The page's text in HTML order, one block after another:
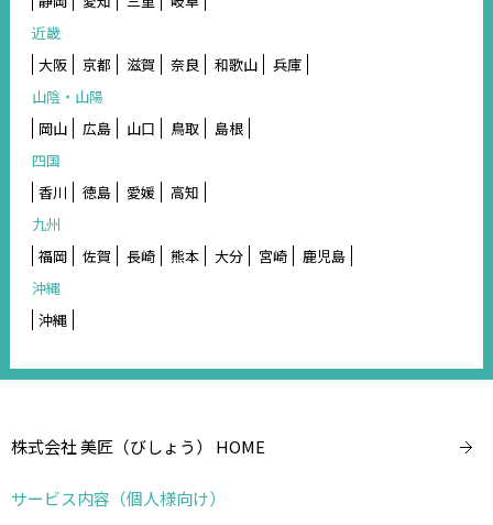
近畿
大阪
京都 滋賀 奈良 和歌山
兵庫
山陰・山陽
岡山
広島 山口 鳥取
島根
四国
香川
徳島 愛媛
高知
九州
福岡
佐賀 長崎 熊本 大分 宮崎
鹿児島
沖縄
沖縄
株式会社 美匠（びしょう） HOME
サービス内容（個人様向け）